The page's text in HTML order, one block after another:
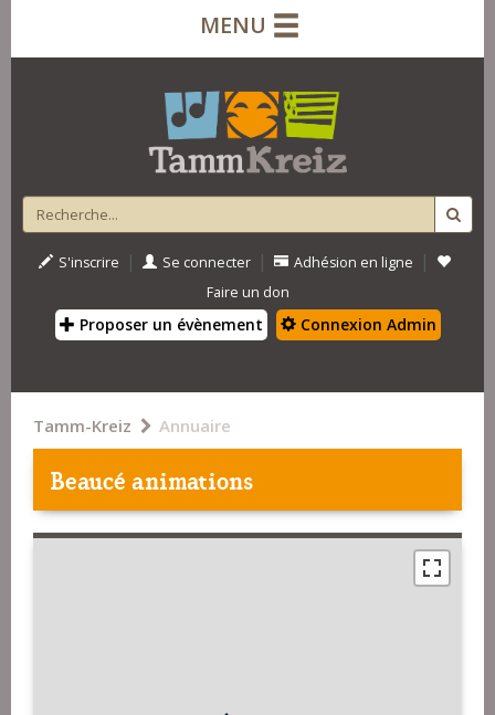
MENU
S'inscrire | Se connecter | Adhésion en ligne |
Faire un don
Proposer un évènement Connexion Admin
Tamm-Kreiz Annuaire
Beaucé animations